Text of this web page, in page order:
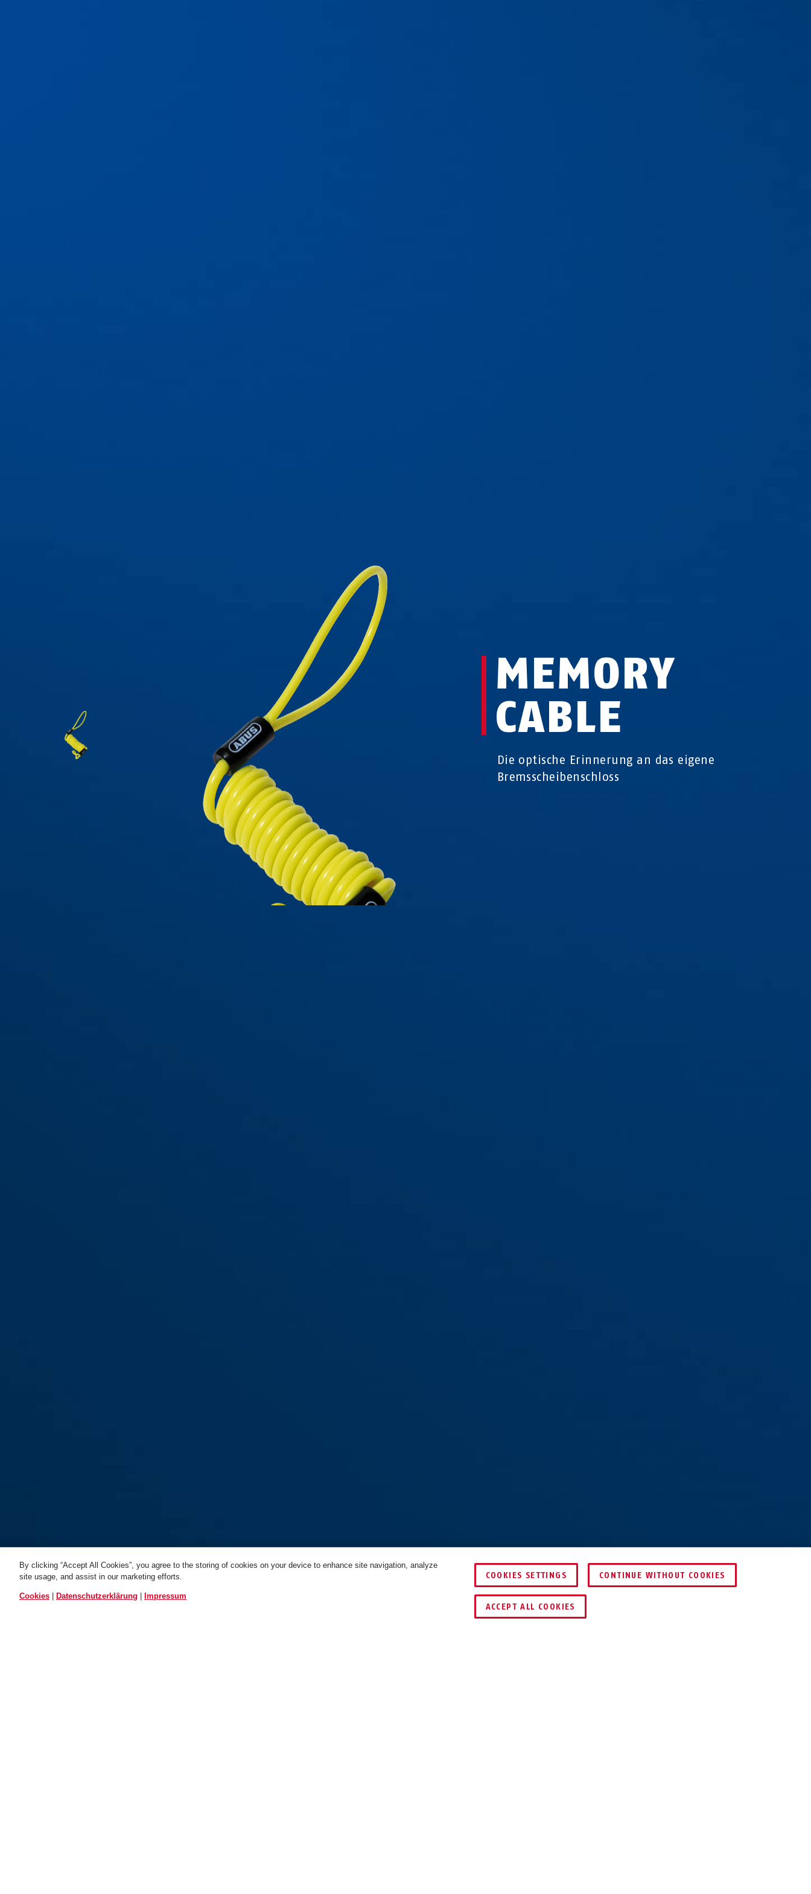
MEMORY
CABLE
Die optische Erinnerung an das eigene
Bremsscheibenschloss
SCHLÜSSEL­SERVICE HÄNDLER FINDEN
By clicking “Accept All Cookies”, you agree to the storing of cookies on your device to enhance site navigation, analyze
site usage, and assist in our marketing efforts.
Cookies Datenschutzerklärung Impressum
COOKIES SETTINGS CONTINUE WITHOUT COOKIES
ACCEPT ALL COOKIES